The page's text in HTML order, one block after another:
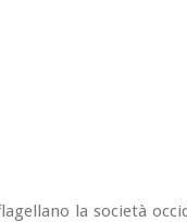
la società